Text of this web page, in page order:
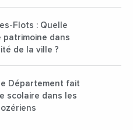
Flots : Quelle
patrimoine dans
de la ville ?
Département fait
scolaire dans les